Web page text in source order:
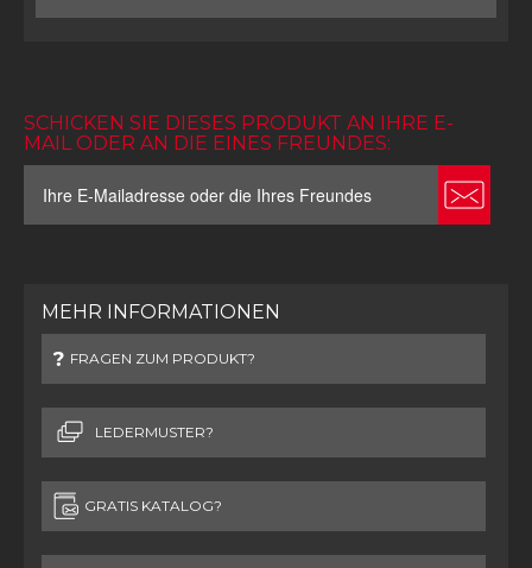
SCHICKEN SIE DIESES PRODUKT AN IHRE E-
MAIL ODER AN DIE EINES FREUNDES:
MEHR INFORMATIONEN
FRAGEN ZUM PRODUKT?
LEDERMUSTER?
GRATIS KATALOG?